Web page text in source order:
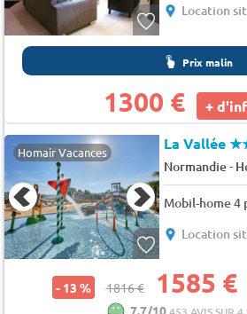
Location
Prix malin
1300 € +
Homair Vacances La Vallée
Normandie-
Mobil-home 4
Location
- 13 % 1816 € 1585 €
7.7/10